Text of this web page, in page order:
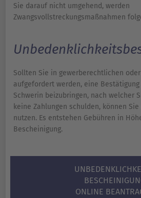
Sie darauf nicht umgehend, werden
Zwangsvollstreckungsmaßnahmen
Sollten Sie in gewerberechtlichen
aufgefordert werden, eine
Schwerin beizubringen, nach welcher
keine Zahlungen schulden, können
nutzen. Es entstehen Gebühren in
Bescheinigung.
ONLINE